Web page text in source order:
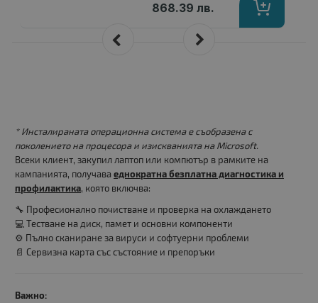
868.39 лв.
* Инсталираната операционна система е съобразена с
поколението на процесора и изискванията на Microsoft.
Всеки клиент, закупил лаптоп или компютър в рамките на
кампанията, получава еднократна безплатна диагностика и
профилактика, която включва:
🔧 Професионално почистване и проверка на охлаждането
💻 Тестване на диск, памет и основни компоненти
⚙️ Пълно сканиране за вируси и софтуерни проблеми
📄 Сервизна карта със състояние и препоръки
Важно: